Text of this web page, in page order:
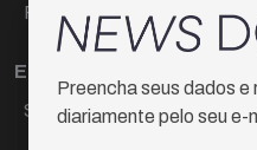
Paulo Cesar de Oliveira
Editora Chefe
Sueli Cotta
Preencha seus dados e
diariamente pelo seu e-